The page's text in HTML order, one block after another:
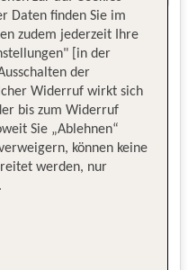
Daten finden Sie im
zudem jederzeit Ihre
[in der
der
Widerruf wirkt sich
bis zum Widerruf
Sie „Ablehnen“
können keine
werden, nur